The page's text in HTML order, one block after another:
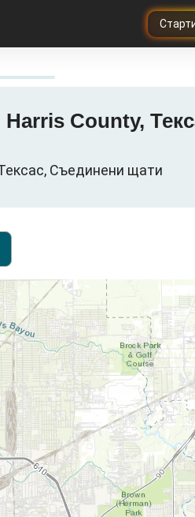
County,
Съединени щати